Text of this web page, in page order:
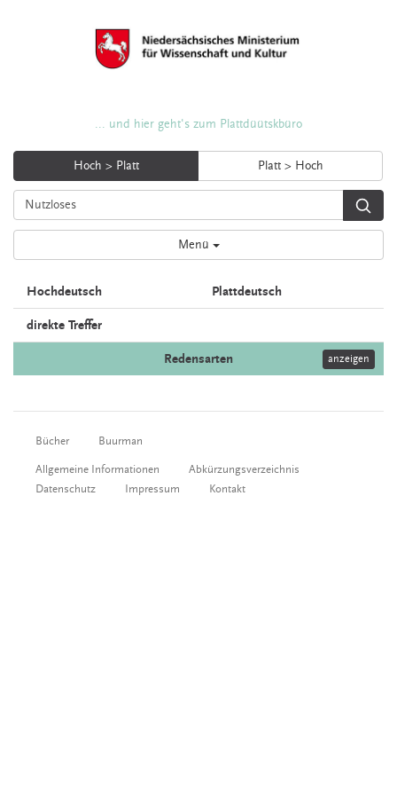
... und hier geht's zum Plattdüütskbüro
Hoch > Platt Platt > Hoch
Menü
Hochdeutsch Plattdeutsch
direkte Treffer
Redensarten anzeigen
Bücher Buurman
Allgemeine Informationen
Abkürzungsverzeichnis
Datenschutz
Impressum Kontakt